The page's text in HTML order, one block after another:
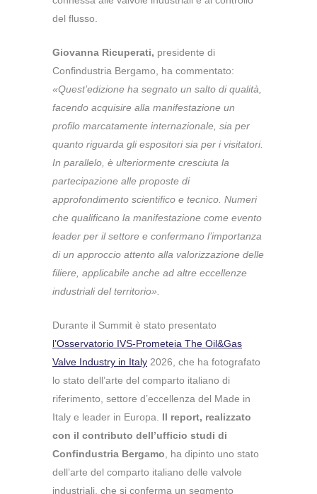
del flusso.
Giovanna Ricuperati, presidente di
Confindustria Bergamo, ha commentato:
«Quest’edizione ha segnato un salto di qualità,
facendo acquisire alla manifestazione un
profilo marcatamente internazionale, sia per
quanto riguarda gli espositori sia per i visitatori.
In parallelo, è ulteriormente cresciuta la
partecipazione alle proposte di
approfondimento scientifico e tecnico. Numeri
che qualificano la manifestazione come evento
leader per il settore e confermano l’importanza
di un approccio attento alla valorizzazione delle
filiere, applicabile anche ad altre eccellenze
industriali del territorio».
Durante il Summit è stato presentato
l’Osservatorio IVS-Prometeia The Oil&Gas
Valve Industry in Italy 2026, che ha fotografato
lo stato dell’arte del comparto italiano di
riferimento, settore d’eccellenza del Made in
Italy e leader in Europa. Il report, realizzato
con il contributo dell’ufficio studi di
Confindustria Bergamo, ha dipinto uno stato
dell’arte del comparto italiano delle valvole
industriali, che si conferma un segmento